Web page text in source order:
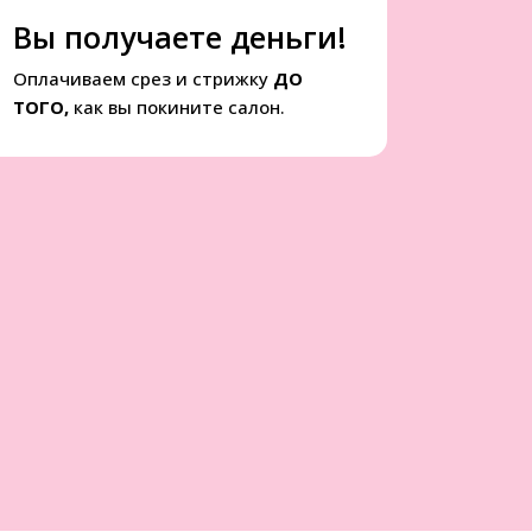
Вы получаете деньги!
Оплачиваем срез и стрижку ДО
ТОГО, как вы покините салон.